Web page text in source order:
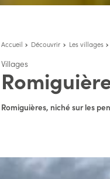
Accueil Découvrir Les villages
Villages
Romiguières, niché sur les